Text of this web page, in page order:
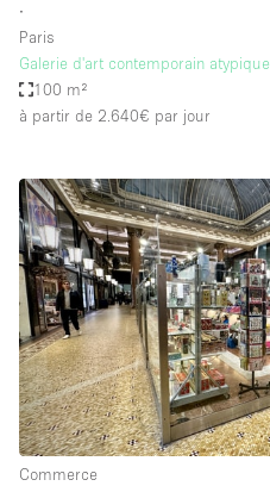
∙
Paris
Galerie d'art contemporain atypique
100 m²
à partir de 2.640€ par jour
Commerce